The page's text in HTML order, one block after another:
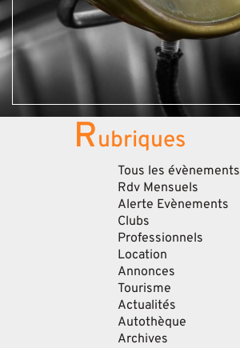
Rubriques
Tous les évènements
Rdv Mensuels
Alerte Evènements
Clubs
Professionnels
Location
Annonces
Tourisme
Actualités
Autothèque
Archives